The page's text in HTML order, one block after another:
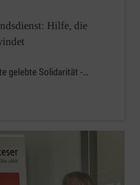
Hilfe, die
gelebte Solidarität -…